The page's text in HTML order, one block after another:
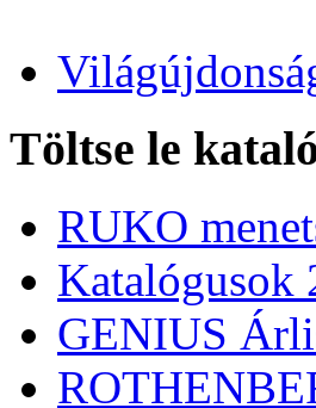
Töltse le
RUKO
Katalógusok
GENIUS